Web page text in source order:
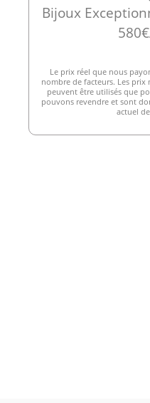
Bijoux
Le prix réel que nous
nombre de facteurs. Les prix
peuvent être utilisés que
pouvons revendre et sont
actuel de